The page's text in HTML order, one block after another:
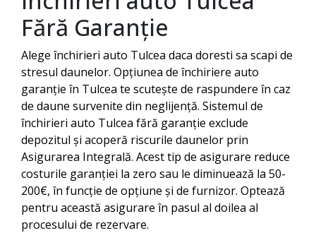
Fără Garanție
Alege închirieri auto Tulcea daca doresti sa scapi de
stresul daunelor. Opțiunea de închiriere auto
garanție în Tulcea te scutește de raspundere în caz
de daune survenite din neglijență. Sistemul de
închirieri auto Tulcea fără garanție exclude
depozitul și acoperă riscurile daunelor prin
Asigurarea Integrală. Acest tip de asigurare reduce
costurile garanției la zero sau le diminuează la 50-
200€, în funcție de opțiune și de furnizor. Optează
pentru această asigurare în pasul al doilea al
procesului de rezervare.